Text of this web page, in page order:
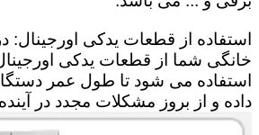
استفاده از قطعات یدکی اورجینال:
خانگی شما از قطعات یدکی
استفاده می شود تا طول عمر
داده و از بروز مشکلات مجدد در